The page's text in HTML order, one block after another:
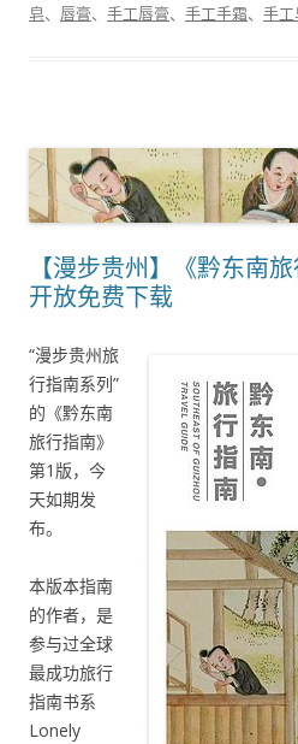
皂、 唇膏、 手工唇膏、 手工手霜、 手工
【漫步贵州】《黔东南
开放免费下载
“漫步贵州旅
行指南系列”
的《黔东南
旅行指南》
第1版，今
天如期发
布。
本版本指南
的作者，是
参与过全球
最成功旅行
指南书系
Lonely